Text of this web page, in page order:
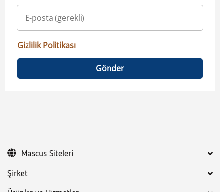
Gizlilik Politikası
Gönder
Şirket
Mascus Siteleri